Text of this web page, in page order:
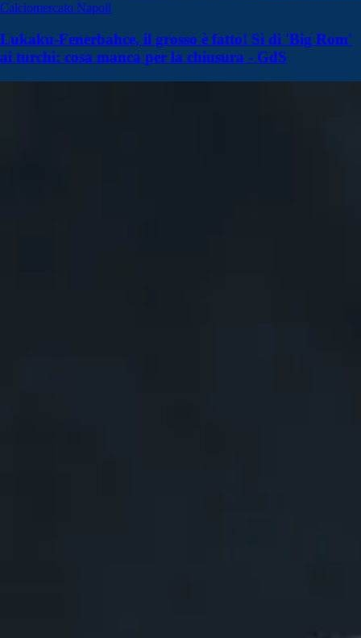
Calciomercato Napoli
Lukaku-Fenerbahce, il grosso è fatto! Sì di 'Big Rom'
ai turchi: cosa manca per la chiusura - GdS